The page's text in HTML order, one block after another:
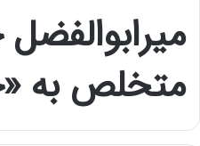
متخلص به